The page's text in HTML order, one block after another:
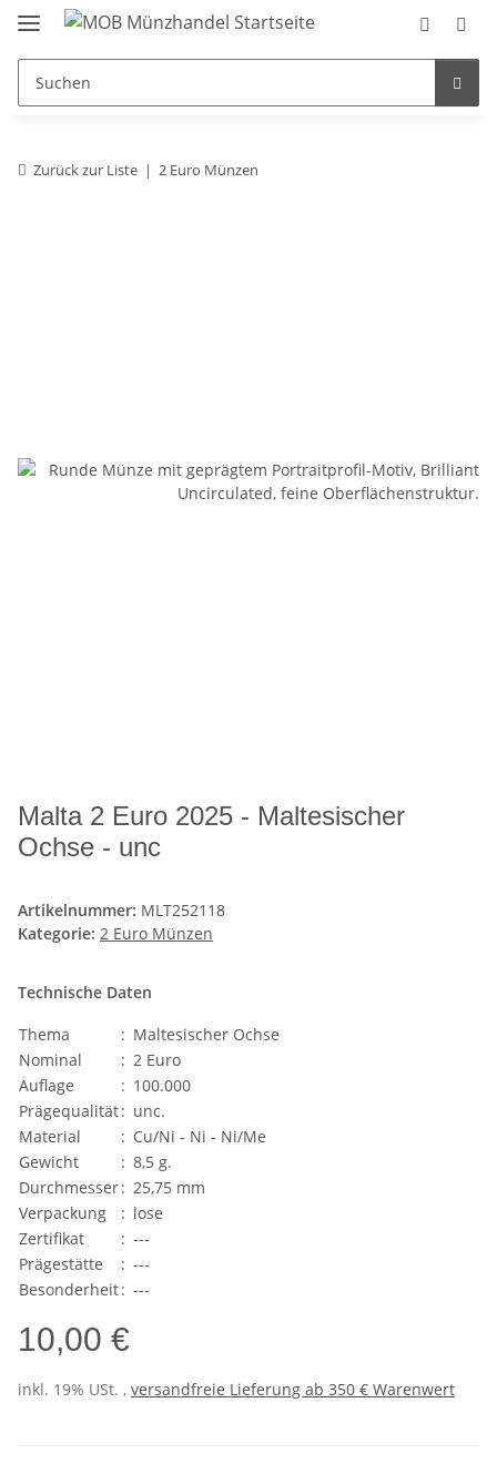
Zurück zur Liste 2 Euro Münzen
Malta 2 Euro 2025 - Maltesischer
Ochse - unc
Artikelnummer: MLT252118
Kategorie: 2 Euro Münzen
Technische Daten
Thema
: Maltesischer Ochse
Nominal
: 2 Euro
Auflage
: 100.000
Prägequalität: unc.
Material
: Cu/Ni - Ni - Ni/Me
Gewicht
: 8,5 g.
Durchmesser: 25,75 mm
Verpackung
: lose
Zertifikat
: ---
Prägestätte
: ---
Besonderheit: ---
10,00 €
inkl. 19% USt. , versandfreie Lieferung ab 350 € Warenwert